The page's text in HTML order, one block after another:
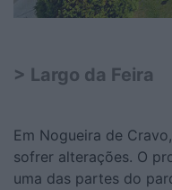
> Largo da Feira
Em Nogueira de
sofrer alterações. O
uma das partes do